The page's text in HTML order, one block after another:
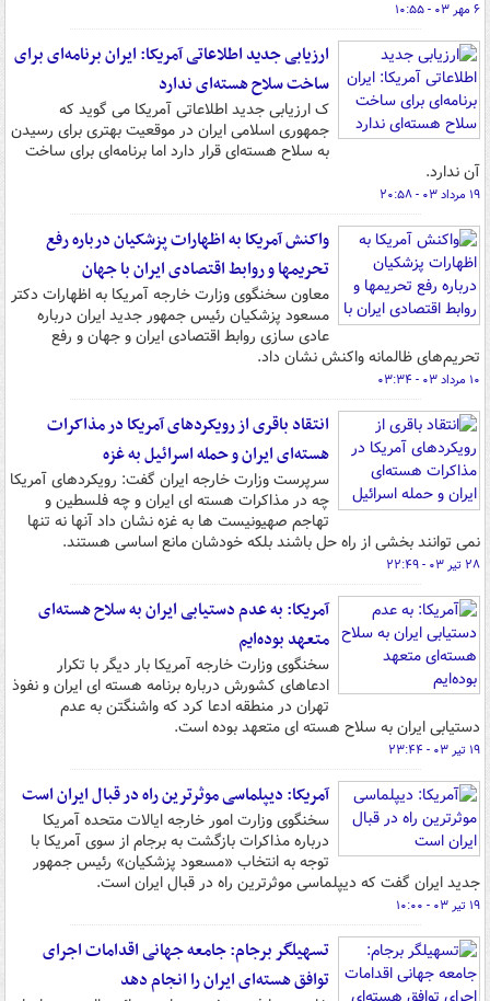
۶ مهر ۰۳ - ۱۰:۵۵
ارزیابی جدید اطلاعاتی آمریکا: ایران برنامه‌ای برای
ساخت سلاح هسته‌ای ندارد
ک ارزیابی جدید اطلاعاتی آمریکا می گوید که
جمهوری اسلامی ایران در موقعیت بهتری برای رسیدن
به سلاح هسته‌ای قرار دارد اما برنامه‌ای برای ساخت
آن ندارد.
۱۹ مرداد ۰۳ - ۲۰:۵۸
واکنش آمریکا به اظهارات پزشکیان درباره رفع
تحریمها و روابط اقتصادی ایران با جهان
معاون سخنگوی وزارت خارجه آمریکا به اظهارات دکتر
مسعود پزشکیان رئیس جمهور جدید ایران درباره
عادی سازی روابط اقتصادی ایران و جهان و رفع
تحریم‌های ظالمانه واکنش نشان داد.
۱۰ مرداد ۰۳ - ۰۳:۳۴
انتقاد باقری از رویکردهای آمریکا در مذاکرات
هسته‌ای ایران و حمله اسرائیل به غزه
سرپرست وزارت خارجه ایران گفت: رویکردهای آمریکا
چه در مذاکرات هسته ای ایران و چه فلسطین و
تهاجم صهیونیست ها به غزه نشان داد آنها نه تنها
نمی توانند بخشی از راه حل باشند بلکه خودشان مانع اساسی هستند.
۲۸ تیر ۰۳ - ۲۲:۴۹
آمریکا: به عدم دستیابی ایران به سلاح هسته‌ای
متعهد بوده‌ایم
سخنگوی وزارت خارجه آمریکا بار دیگر با تکرار
ادعاهای کشورش درباره برنامه هسته ای ایران و نفوذ
تهران در منطقه ادعا کرد که واشنگتن به عدم
دستیابی ایران به سلاح هسته ای متعهد بوده است.
۱۹ تیر ۰۳ - ۲۳:۴۴
آمریکا: دیپلماسی موثرترین راه در قبال ایران است
سخنگوی وزارت امور خارجه ایالات متحده آمریکا
درباره مذاکرات بازگشت به برجام از سوی آمریکا با
توجه به انتخاب «مسعود پزشکیان» رئیس جمهور
جدید ایران گفت که دیپلماسی موثرترین راه در قبال ایران است.
۱۹ تیر ۰۳ - ۱۰:۰۰
تسهیلگر برجام: جامعه جهانی اقدامات اجرای
توافق هسته‌ای ایران را انجام دهد